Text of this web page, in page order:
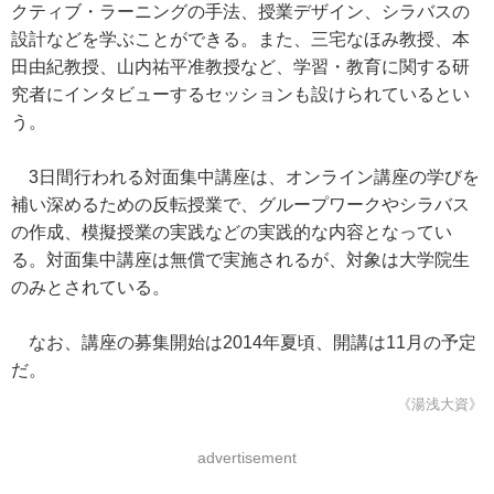
クティブ・ラーニングの手法、授業デザイン、シラバスの
設計などを学ぶことができる。また、三宅なほみ教授、本
田由紀教授、山内祐平准教授など、学習・教育に関する研
究者にインタビューするセッションも設けられているとい
う。
3日間行われる対面集中講座は、オンライン講座の学びを
補い深めるための反転授業で、グループワークやシラバス
の作成、模擬授業の実践などの実践的な内容となってい
る。対面集中講座は無償で実施されるが、対象は大学院生
のみとされている。
なお、講座の募集開始は2014年夏頃、開講は11月の予定
だ。
《湯浅大資》
advertisement